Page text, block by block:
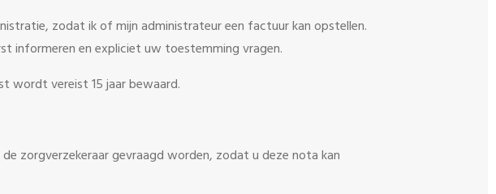
zodat ik of mijn administrateur een factuur kan opstellen.
informeren en expliciet uw toestemming vragen.
wordt vereist 15 jaar bewaard.
zorgverzekeraar gevraagd worden, zodat u deze nota kan